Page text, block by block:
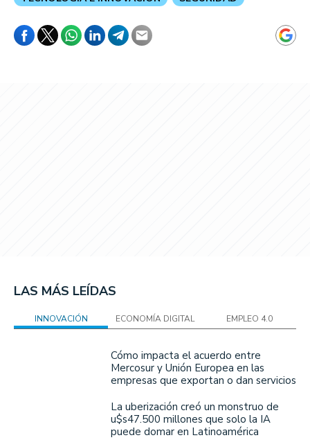
LAS MÁS LEÍDAS
INNOVACIÓN ECONOMÍA DIGITAL EMPLEO 4.0
Cómo impacta el acuerdo entre
Mercosur y Unión Europea en las
empresas que exportan o dan servicios
La uberización creó un monstruo de
u$s47.500 millones que solo la IA
puede domar en Latinoamérica